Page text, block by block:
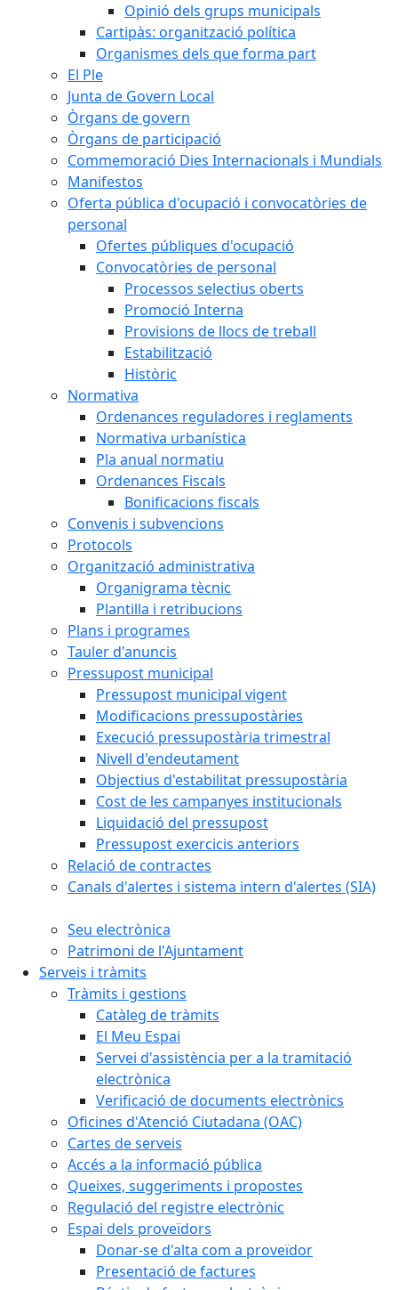
Opinió dels grups municipals
Cartipàs: organització política
Organismes dels que forma part
El Ple
Junta de Govern Local
Òrgans de govern
Òrgans de participació
Commemoració Dies Internacionals i Mundials
Manifestos
Oferta pública d'ocupació i convocatòries de
personal
Ofertes públiques d'ocupació
Convocatòries de personal
Processos selectius oberts
Promoció Interna
Provisions de llocs de treball
Estabilització
Històric
Normativa
Ordenances reguladores i reglaments
Normativa urbanística
Pla anual normatiu
Ordenances Fiscals
Bonificacions fiscals
Convenis i subvencions
Protocols
Organització administrativa
Organigrama tècnic
Plantilla i retribucions
Plans i programes
Tauler d'anuncis
Pressupost municipal
Pressupost municipal vigent
Modificacions pressupostàries
Execució pressupostària trimestral
Nivell d'endeutament
Objectius d'estabilitat pressupostària
Cost de les campanyes institucionals
Liquidació del pressupost
Pressupost exercicis anteriors
Relació de contractes
Canals d'alertes i sistema intern d'alertes (SIA)
Seu electrònica
Patrimoni de l'Ajuntament
Serveis i tràmits
Tràmits i gestions
Catàleg de tràmits
El Meu Espai
Servei d'assistència per a la tramitació
electrònica
Verificació de documents electrònics
Oficines d'Atenció Ciutadana (OAC)
Cartes de serveis
Accés a la informació pública
Queixes, suggeriments i propostes
Regulació del registre electrònic
Espai dels proveïdors
Donar-se d'alta com a proveïdor
Presentació de factures